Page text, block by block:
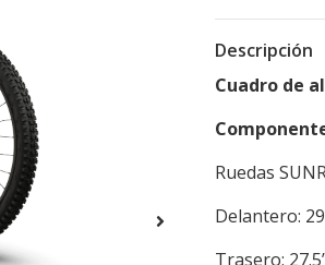
Descripción
Cuadro de
Ruedas
Delantero:
Trasero: